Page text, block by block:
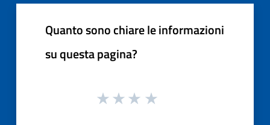
Quanto sono chiare le informazioni
su questa pagina?